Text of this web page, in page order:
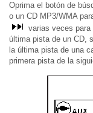
Oprima el botón de
o un CD MP3/WMA
varias veces
última pista de un CD,
la última pista de una
primera pista de la